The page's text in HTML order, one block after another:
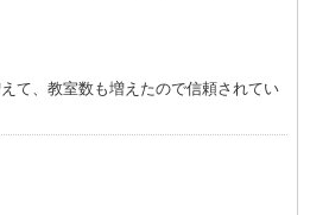
て、教室数も増えたので信頼されてい